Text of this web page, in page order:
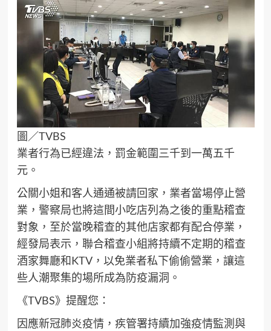
圖／TVBS
業者行為已經違法，罰金範圍三千到一萬五千
元。
公關小姐和客人通通被請回家，業者當場停止營
業，警察局也將這間小吃店列為之後的重點稽查
對象，至於當晚稽查的其他店家都有配合停業，
經發局表示，聯合稽查小組將持續不定期的稽查
酒家舞廳和KTV，以免業者私下偷偷營業，讓這
些人潮聚集的場所成為防疫漏洞。
《TVBS》提醒您：
因應新冠肺炎疫情，疾管署持續加強疫情監測與